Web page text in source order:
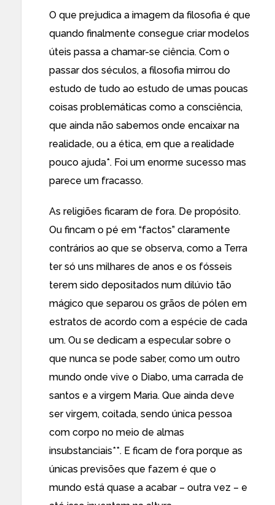
O que prejudica a imagem da filosofia é que
quando finalmente consegue criar modelos
úteis passa a chamar-se ciência. Com o
passar dos séculos, a filosofia mirrou do
estudo de tudo ao estudo de umas poucas
coisas problemáticas como a consciência,
que ainda não sabemos onde encaixar na
realidade, ou a ética, em que a realidade
pouco ajuda*. Foi um enorme sucesso mas
parece um fracasso.
As religiões ficaram de fora. De propósito.
Ou fincam o pé em “factos” claramente
contrários ao que se observa, como a Terra
ter só uns milhares de anos e os fósseis
terem sido depositados num dilúvio tão
mágico que separou os grãos de pólen em
estratos de acordo com a espécie de cada
um. Ou se dedicam a especular sobre o
que nunca se pode saber, como um outro
mundo onde vive o Diabo, uma carrada de
santos e a virgem Maria. Que ainda deve
ser virgem, coitada, sendo única pessoa
com corpo no meio de almas
insubstanciais**. E ficam de fora porque as
únicas previsões que fazem é que o
mundo está quase a acabar – outra vez – e